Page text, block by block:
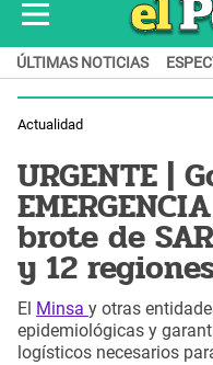
ÚLTIMAS NOTICIAS
Actualidad
URGENTE |
brote de
y 12
El Minsa y otras
epidemiológicas y
logísticos necesarios